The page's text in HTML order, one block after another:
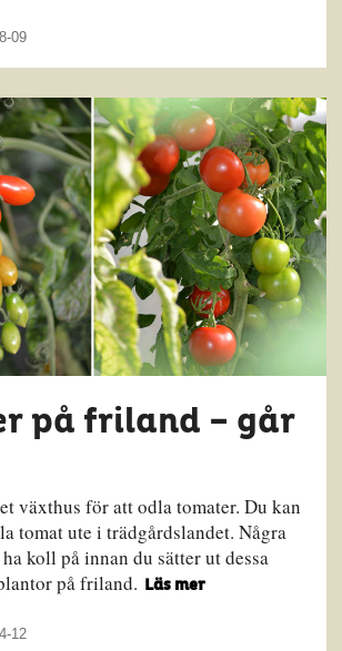
09
på friland – går
växthus för att odla tomater. Du kan
tomat ute i trädgårdslandet. Några
koll på innan du sätter ut dessa
på friland.
Läs mer
12